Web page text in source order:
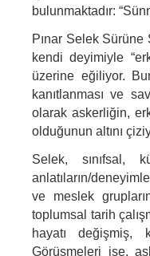
bulunmaktadır:
Pınar Selek
kendi deyimiyle
üzerine eğiliyor.
kanıtlanması ve
olarak askerliğin,
olduğunun altını
Selek, sınıfsal,
anlatıların/
ve meslek
toplumsal tarih
hayatı değişmiş,
Görüşmeleri ise,